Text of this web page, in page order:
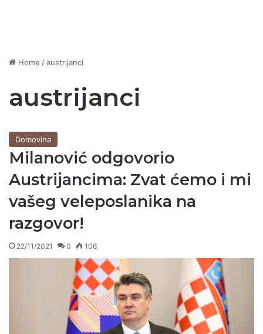
Home /austrijanci
austrijanci
Domovina
Milanović odgovorio
Austrijancima: Zvat ćemo i mi
vašeg veleposlanika na
razgovor!
22/11/2021 0 106